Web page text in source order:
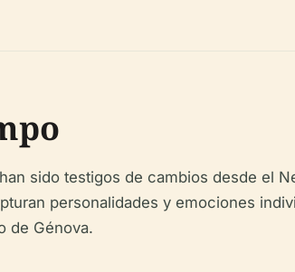
sido testigos de cambios desde el
personalidades y emociones
de Génova.